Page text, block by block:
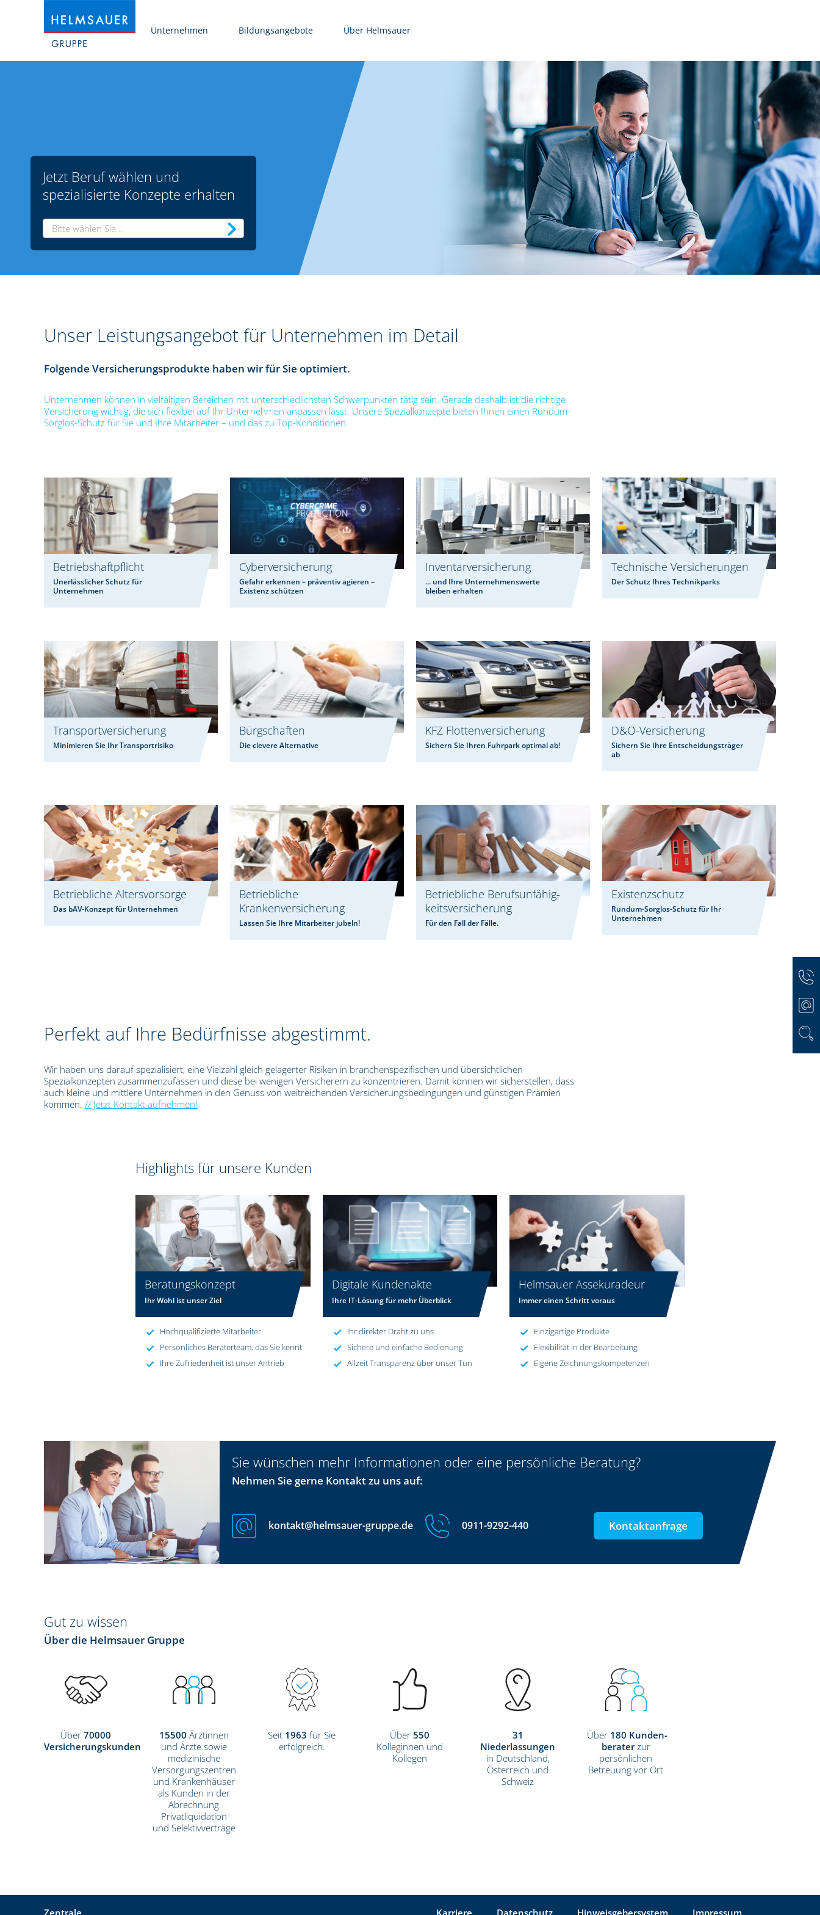
Unternehmen Bildungsangebote Über Helmsauer
Jetzt Beruf wählen und
spezialisierte Konzepte erhalten
Bitte wählen Sie...
Unser Leistungsangebot für Unternehmen im Detail
Folgende Versicherungsprodukte haben wir für Sie optimiert.
Unternehmen können in vielfältigen Bereichen mit unterschiedlichsten Schwerpunkten tätig sein. Gerade deshalb ist die richtige
Versicherung wichtig, die sich flexibel auf Ihr Unternehmen anpassen lässt. Unsere Spezialkonzepte bieten Ihnen einen Rundum-
Sorglos-Schutz für Sie und Ihre Mitarbeiter – und das zu Top-Konditionen.
Betriebshaftpflicht
Unerlässlicher Schutz für
Unternehmen
Cyberversicherung
Gefahr erkennen – präventiv agieren –
Existenz schützen
Inventarversicherung
... und Ihre Unternehmenswerte
bleiben erhalten
Technische Versicherungen
Der Schutz Ihres Technikparks
Transportversicherung
Minimieren Sie Ihr Transportrisiko
Bürgschaften
Die clevere Alternative
KFZ Flottenversicherung
Sichern Sie Ihren Fuhrpark optimal ab!
D&O-Versicherung
Sichern Sie Ihre Entscheidungsträger
ab
Betriebliche Altersvorsorge
Das bAV-Konzept für Unternehmen
Betriebliche
Krankenversicherung
Lassen Sie Ihre Mitarbeiter jubeln!
Betriebliche Berufsunfähig­
keitsversicherung
Für den Fall der Fälle.
Existenzschutz
Rundum-Sorglos-Schutz für Ihr
Unternehmen
Perfekt auf Ihre Bedürfnisse abgestimmt.
Wir haben uns darauf spezialisiert, eine Vielzahl gleich gelagerter Risiken in branchenspezifischen und übersichtlichen
Spezialkonzepten zusammenzufassen und diese bei wenigen Versicherern zu konzentrieren. Damit können wir sicherstellen, dass
auch kleine und mittlere Unternehmen in den Genuss von weitreichenden Versicherungsbedingungen und günstigen Prämien
kommen. // Jetzt Kontakt aufnehmen!
Highlights für unsere Kunden
Beratungskonzept
Ihr Wohl ist unser Ziel
Hochqualifizierte Mitarbeiter
Persönliches Beraterteam, das Sie kennt
Ihre Zufriedenheit ist unser Antrieb
Digitale Kundenakte
Ihre IT-Lösung für mehr Überblick
Ihr direkter Draht zu uns
Sichere und einfache Bedienung
Allzeit Transparenz über unser Tun
Helmsauer Assekuradeur
Immer einen Schritt voraus
Einzigartige Produkte
Flexibilität in der Bearbeitung
Eigene Zeichnungskompetenzen
Sie wünschen mehr Informationen oder eine persönliche Beratung?
Nehmen Sie gerne Kontakt zu uns auf:
kontakt@helmsauer-gruppe.de 0911-9292-440 Kontaktanfrage
Gut zu wissen
Über die Helmsauer Gruppe
Über70000
Versicherungskunden
15500 Ärztinnen
und Ärzte sowie
medizinische
Versorgungszentren
und Krankenhäuser
als Kunden in der
Abrechnung
Privatliquidation
und Selektivverträge
Seit 1963 für Sie
erfolgreich.
Über550
Kolleginnen und
Kollegen
31
Niederlassungen
in Deutschland,
Österreich und
Schweiz
Über 180 Kunden­
beraterzur
persönlichen
Betreuung vor Ort
Zentrale Karriere Datenschutz Hinweisgebersystem Impressum